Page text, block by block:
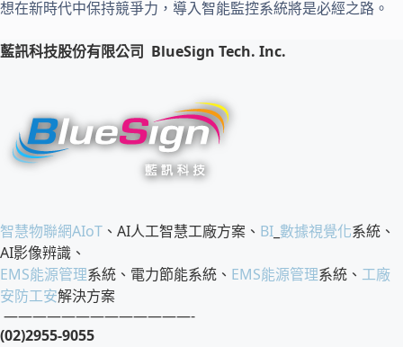
想在新時代中保持競爭力，導入智能監控系統將是必經之路。
藍訊科技股份有限公司 BlueSign Tech. Inc.
智慧物聯網AIoT 、AI人工智慧工廠方案、 BI 數據視覺化系統、
AI影像辨識、
EMS能源管理系統、電力節能系統、 EMS能源管理系統、 工廠
安防工安解決方案
—————————————-
(02)2955-9055